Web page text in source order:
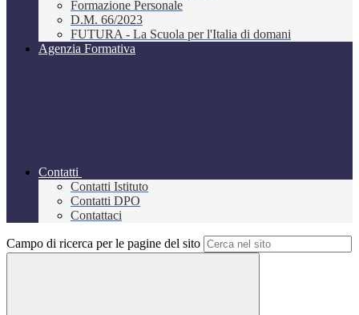
Formazione Personale
D.M. 66/2023
FUTURA - La Scuola per l'Italia di domani
Agenzia Formativa
Contatti
Contatti Istituto
Contatti DPO
Contattaci
Campo di ricerca per le pagine del sito